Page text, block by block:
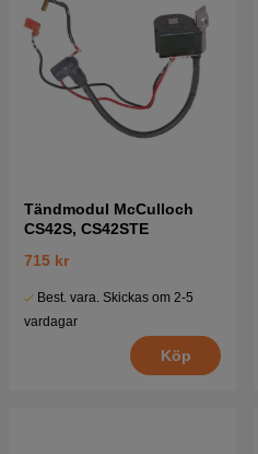
Tändmodul McCulloch
CS42S, CS42STE
715 kr
Best. vara. Skickas om 2-5
vardagar
Köp